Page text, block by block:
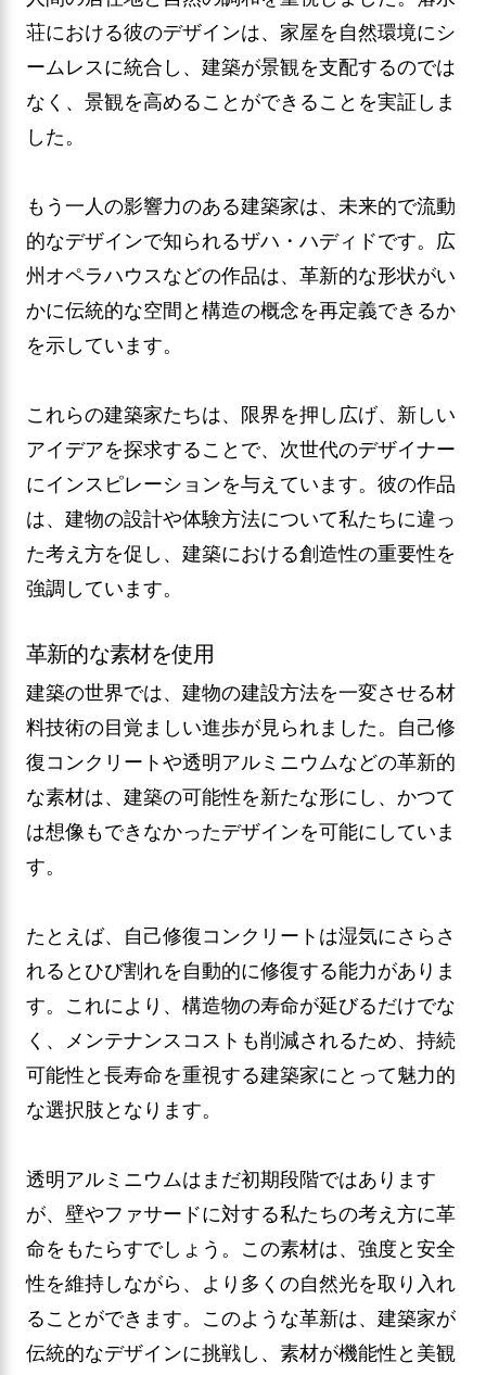
荘における彼のデザインは、家屋を自然環境にシ
ームレスに統合し、建築が景観を支配するのでは
なく、景観を高めることができることを実証しま
した。
もう一人の影響力のある建築家は、未来的で流動
的なデザインで知られるザハ・ハディドです。広
州オペラハウスなどの作品は、革新的な形状がい
かに伝統的な空間と構造の概念を再定義できるか
を示しています。
これらの建築家たちは、限界を押し広げ、新しい
アイデアを探求することで、次世代のデザイナー
にインスピレーションを与えています。彼の作品
は、建物の設計や体験方法について私たちに違っ
た考え方を促し、建築における創造性の重要性を
強調しています。
革新的な素材を使用
建築の世界では、建物の建設方法を一変させる材
料技術の目覚ましい進歩が見られました。自己修
復コンクリートや透明アルミニウムなどの革新的
な素材は、建築の可能性を新たな形にし、かつて
は想像もできなかったデザインを可能にしていま
す。
たとえば、自己修復コンクリートは湿気にさらさ
れるとひび割れを自動的に修復する能力がありま
す。これにより、構造物の寿命が延びるだけでな
く、メンテナンスコストも削減されるため、持続
可能性と長寿命を重視する建築家にとって魅力的
な選択肢となります。
透明アルミニウムはまだ初期段階ではあります
が、壁やファサードに対する私たちの考え方に革
命をもたらすでしょう。この素材は、強度と安全
性を維持しながら、より多くの自然光を取り入れ
ることができます。このような革新は、建築家が
伝統的なデザインに挑戦し、素材が機能性と美観